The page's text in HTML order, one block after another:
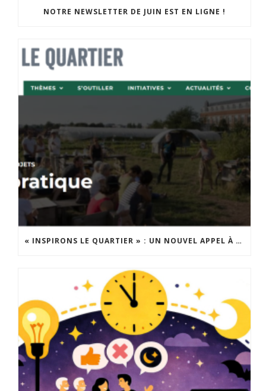
NOTRE NEWSLETTER DE JUIN EST EN LIGNE !
« INSPIRONS LE QUARTIER » : UN NOUVEL APPEL À PROJETS EST LANCÉ !